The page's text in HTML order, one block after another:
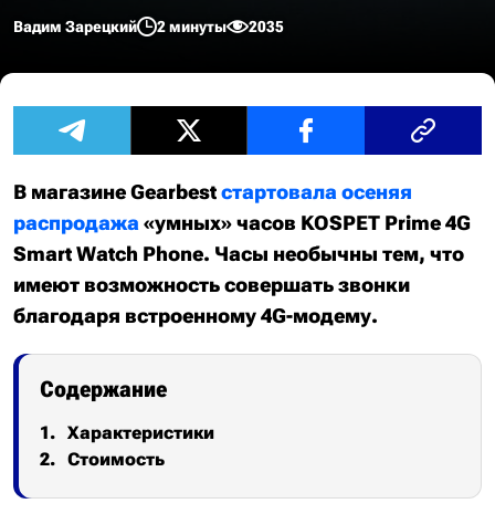
Вадим Зарецкий 2 минуты 2035
В магазине Gearbestстартовала осеняя
распродажа «умных» часов KOSPET Prime 4G
Smart Watch Phone. Часы необычны тем, что
имеют возможность совершать звонки
благодаря встроенному 4G-модему.
Содержание
Характеристики
Стоимость